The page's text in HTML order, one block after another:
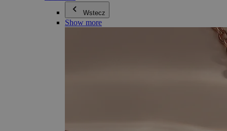
Wstecz
Show more